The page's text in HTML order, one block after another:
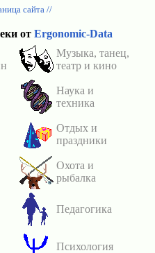
сайта //
от Ergonomic-Data
Музыка, танец,
театр и кино
Наука и
техника
Отдых и
праздники
Охота и
рыбалка
Педагогика
Психология